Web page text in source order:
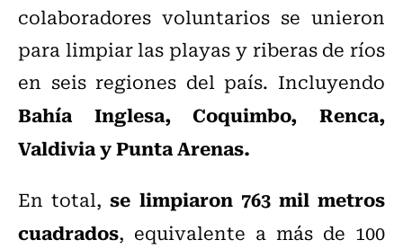
colaboradores voluntarios se unieron
para limpiar las playas y riberas de ríos
en seis regiones del país. Incluyendo
Bahía Inglesa, Coquimbo, Renca,
Valdivia y Punta Arenas.
En total,se limpiaron 763 mil metros
cuadrados, equivalente a más de 100